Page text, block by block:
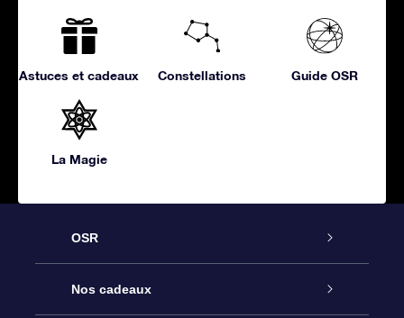
Astuces et cadeaux Constellations Guide OSR
La Magie
OSR
Service
Nos cadeaux